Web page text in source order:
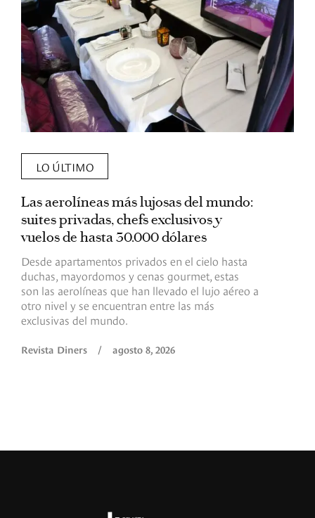
LO ÚLTIMO
Las aerolíneas más lujosas del mundo:
suites privadas, chefs exclusivos y
vuelos de hasta 30.000 dólares
Desde apartamentos privados en el cielo hasta
duchas, mayordomos y cenas gourmet, estas
son las aerolíneas que han llevado el lujo aéreo a
otro nivel y se encuentran entre las más
exclusivas del mundo.
Revista Diners / agosto 8, 2026